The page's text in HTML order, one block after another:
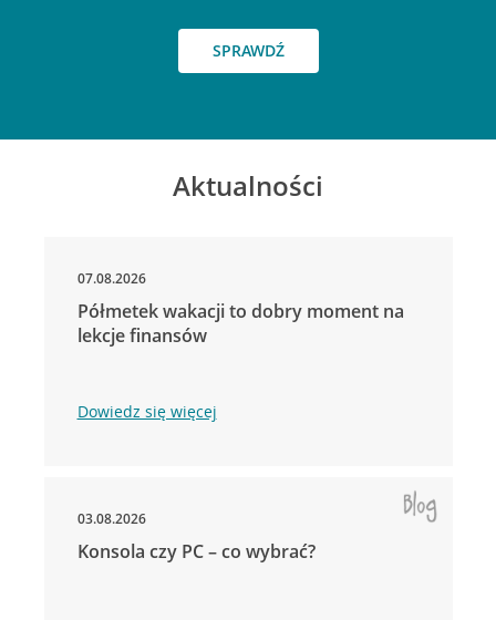
SPRAWDŹ
Aktualności
07.08.2026
Półmetek wakacji to dobry moment na
lekcje finansów
Dowiedz się więcej
03.08.2026
Konsola czy PC – co wybrać?